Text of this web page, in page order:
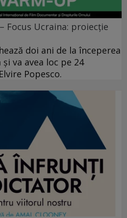
Focus Ucraina: proiecție
doi ani de la începerea
va avea loc pe 24
Popesco.